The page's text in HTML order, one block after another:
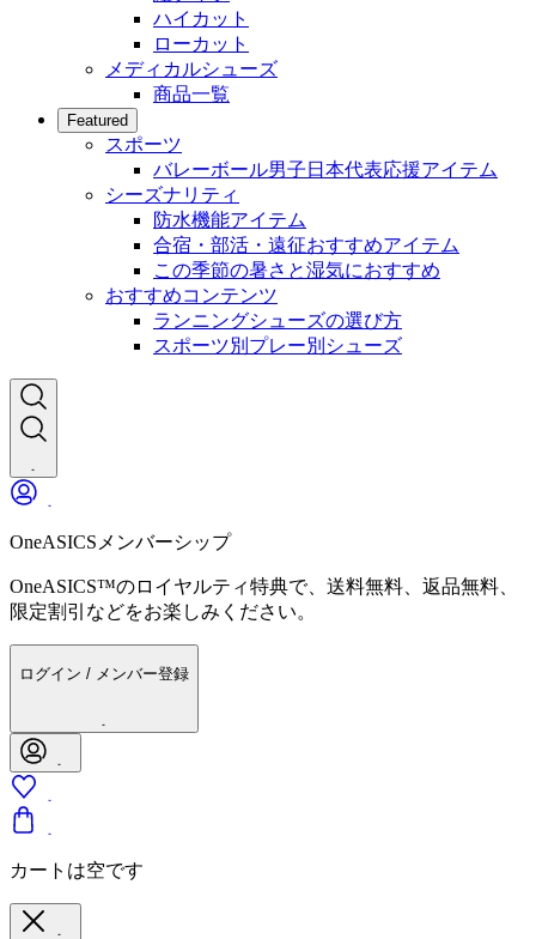
ハイカット
ローカット
メディカルシューズ
商品一覧
Featured
スポーツ
バレーボール男子日本代表応援アイテム
シーズナリティ
防水機能アイテム
合宿・部活・遠征おすすめアイテム
この季節の暑さと湿気におすすめ
おすすめコンテンツ
ランニングシューズの選び方
スポーツ別プレー別シューズ
OneASICSメンバーシップ
OneASICS™のロイヤルティ特典で、送料無料、返品無料、
限定割引などをお楽しみください。
ログイン / メンバー登録
カートは空です